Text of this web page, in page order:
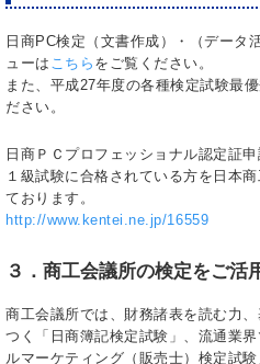
日商PC検定（文書作成）・（データ
ューは こちら をご覧ください。
また、平成27年度の各種検定試験最
ださい。
日商ＰＣプロフェッショナル認定証
１級試験に合格されている方を日本
ております。
http://www.kentei.ne.jp/16559
３．商工会議所の検定をご活
商工会議所では、財務諸表を読む力
つく「日商簿記検定試験」、流通業
ルマーケティング（販売士）検定試